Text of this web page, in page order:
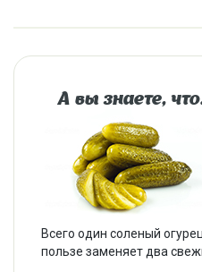
А вы знаете,
Всего один соленый
пользе заменяет два